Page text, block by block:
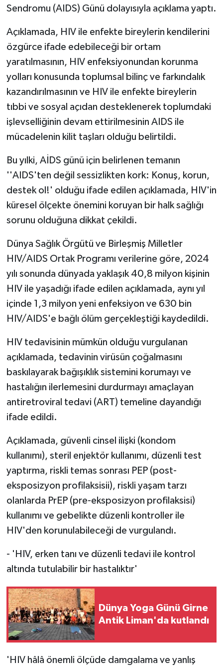
Sendromu (AIDS) Günü dolayısıyla açıklama yaptı.
Açıklamada, HIV ile enfekte bireylerin kendilerini
özgürce ifade edebileceği bir ortam
yaratılmasının, HIV enfeksiyonundan korunma
yolları konusunda toplumsal bilinç ve farkındalık
kazandırılmasının ve HIV ile enfekte bireylerin
tıbbi ve sosyal açıdan desteklenerek toplumdaki
işlevselliğinin devam ettirilmesinin AIDS ile
mücadelenin kilit taşları olduğu belirtildi.
Bu yılki, AİDS günü için belirlenen temanın
''AIDS'ten değil sessizlikten kork: Konuş, korun,
destek ol!' olduğu ifade edilen açıklamada, HIV'in
küresel ölçekte önemini koruyan bir halk sağlığı
sorunu olduğuna dikkat çekildi.
Dünya Sağlık Örgütü ve Birleşmiş Milletler
HIV/AIDS Ortak Programı verilerine göre, 2024
yılı sonunda dünyada yaklaşık 40,8 milyon kişinin
HIV ile yaşadığı ifade edilen açıklamada, aynı yıl
içinde 1,3 milyon yeni enfeksiyon ve 630 bin
HIV/AIDS'e bağlı ölüm gerçekleştiği kaydedildi.
HIV tedavisinin mümkün olduğu vurgulanan
açıklamada, tedavinin virüsün çoğalmasını
baskılayarak bağışıklık sistemini korumayı ve
hastalığın ilerlemesini durdurmayı amaçlayan
antiretroviral tedavi (ART) temeline dayandığı
ifade edildi.
Açıklamada, güvenli cinsel ilişki (kondom
kullanımı), steril enjektör kullanımı, düzenli test
yaptırma, riskli temas sonrası PEP (post-
eksposizyon profilaksisii), riskli yaşam tarzı
olanlarda PrEP (pre-eksposizyon profilaksisi)
kullanımı ve gebelikte düzenli kontroller ile
HIV'den korunulabileceği de vurgulandı.
- 'HIV, erken tanı ve düzenli tedavi ile kontrol
altında tutulabilir bir hastalıktır'
Dünya Yoga Günü Girne
Antik Liman'da kutlandı
'HIV hâlâ önemli ölçüde damgalama ve yanlış
Nöbetçi Eczaneler
ÖZEL HABER
SAĞLIK
SİYASET
TATLISU
TİCARET
YAŞAM